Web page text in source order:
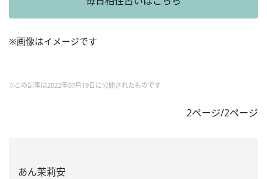
※画像はイメージです
※この記事は2022年07月19日に公開されたものです
2ページ/2ページ
あん茉莉安